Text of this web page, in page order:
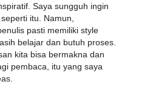
Saya sungguh ingin
itu. Namun,
pasti memiliki style
belajar dan butuh proses.
kita bisa bermakna dan
pembaca, itu yang saya